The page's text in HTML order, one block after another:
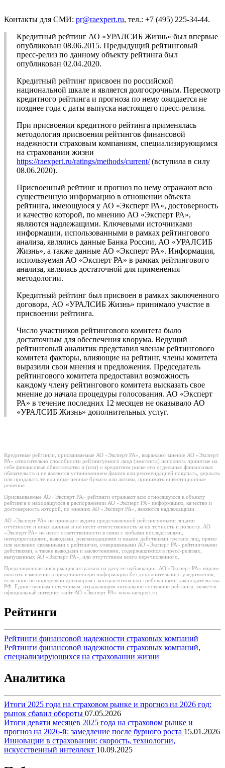
Контакты для СМИ: pr@raexpert.ru, тел.: +7 (495) 225-34-44.
Кредитный рейтинг АО «УРАЛСИБ Жизнь» был впервые
опубликован 08.06.2015. Предыдущий рейтинговый
пресс-релиз по данному объекту рейтинга был
опубликован 02.04.2020.
Кредитный рейтинг присвоен по российской
национальной шкале и является долгосрочным. Пересмотр
кредитного рейтинга и прогноза по нему ожидается не
позднее года с даты выпуска настоящего пресс-релиза.
При присвоении кредитного рейтинга применялась
методология присвоения рейтингов финансовой
надежности страховым компаниям, специализирующимся
на страховании жизни
https://raexpert.ru/ratings/methods/current/(вступила в силу
08.06.2020).
Присвоенный рейтинг и прогноз по нему отражают всю
существенную информацию в отношении объекта
рейтинга, имеющуюся у АО «Эксперт РА», достоверность
и качество которой, по мнению АО «Эксперт РА»,
являются надлежащими. Ключевыми источниками
информации, использованными в рамках рейтингового
анализа, являлись данные Банка России, АО «УРАЛСИБ
Жизнь», а также данные АО «Эксперт РА». Информация,
используемая АО «Эксперт РА» в рамках рейтингового
анализа, являлась достаточной для применения
методологии.
Кредитный рейтинг был присвоен в рамках заключенного
договора, АО «УРАЛСИБ Жизнь» принимало участие в
присвоении рейтинга.
Число участников рейтингового комитета было
достаточным для обеспечения кворума. Ведущий
рейтинговый аналитик представил членам рейтингового
комитета факторы, влияющие на рейтинг, члены комитета
выразили свои мнения и предложения. Председатель
рейтингового комитета предоставил возможность
каждому члену рейтингового комитета высказать свое
мнение до начала процедуры голосования. АО «Эксперт
РА» в течение последних 12 месяцев не оказывало АО
«УРАЛСИБ Жизнь» дополнительных услуг.
Кредитные рейтинги, присваиваемые АО «Эксперт РА», выражают мнение АО «Эксперт
РА» относительно способности рейтингуемого лица (эмитента) исполнять принятые на
себя финансовые обязательства и (или) о кредитном риске его отдельных финансовых
обязательств и не являются установлением фактов или рекомендацией покупать, держать
или продавать те или иные ценные бумаги или активы, принимать инвестиционные
решения.
Присваиваемые АО «Эксперт РА» рейтинги отражают всю относящуюся к объекту
рейтинга и находящуюся в распоряжении АО «Эксперт РА» информацию, качество и
достоверность которой, по мнению АО «Эксперт РА», являются надлежащими.
АО «Эксперт РА» не проводит аудита представленной рейтингуемыми лицами
отчётности и иных данных и не несёт ответственность за их точность и полноту. АО
«Эксперт РА» не несет ответственности в связи с любыми последствиями,
интерпретациями, выводами, рекомендациями и иными действиями третьих лиц, прямо
или косвенно связанными с рейтингом, совершенными АО «Эксперт РА» рейтинговыми
действиями, а также выводами и заключениями, содержащимися в пресс-релизах,
выпущенных АО «Эксперт РА», или отсутствием всего перечисленного.
Представленная информация актуальна на дату её публикации. АО «Эксперт РА» вправе
вносить изменения в представленную информацию без дополнительного уведомления,
если иное не определено договором с контрагентом или требованиями законодательства
РФ. Единственным источником, отражающим актуальное состояние рейтинга, является
официальный интернет-сайт АО «Эксперт РА» www.raexpert.ru.
Рейтинги
Рейтинги финансовой надежности страховых компаний
Рейтинги финансовой надежности страховых компаний,
специализирующихся на страховании жизни
Аналитика
Итоги 2025 года на страховом рынке и прогноз на 2026 год:
рынок сбавил обороты 07.05.2026
Итоги девяти месяцев 2025 года на страховом рынке и
прогноз на 2026-й: замедление после бурного роста 15.01.2026
Инновации в страховании: скорость, технологии,
искусственный интеллект 10.09.2025